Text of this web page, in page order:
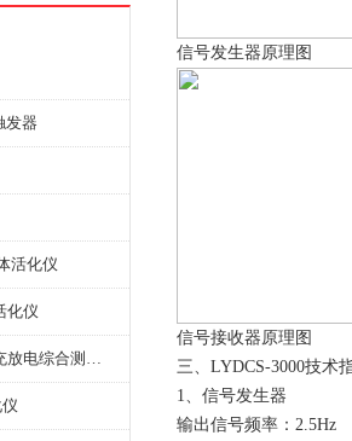
发器
活化仪
化仪
HDGC3932蓄电池单体充放电综合测试仪
信号发生器原理图
信号接收器原理图
三、LYDCS-3000技术
1、信号发生器
输出信号频率：2.5Hz